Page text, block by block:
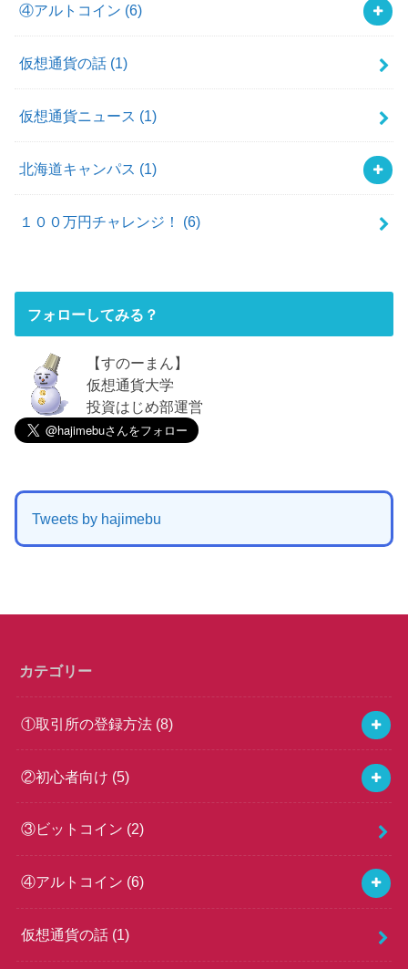
④アルトコイン (6)
仮想通貨の話 (1)
仮想通貨ニュース (1)
北海道キャンパス (1)
１００万円チャレンジ！ (6)
フォローしてみる？
【すのーまん】
仮想通貨大学
投資はじめ部運営
Tweets by hajimebu
カテゴリー
①取引所の登録方法 (8)
②初心者向け (5)
③ビットコイン (2)
④アルトコイン (6)
仮想通貨の話 (1)